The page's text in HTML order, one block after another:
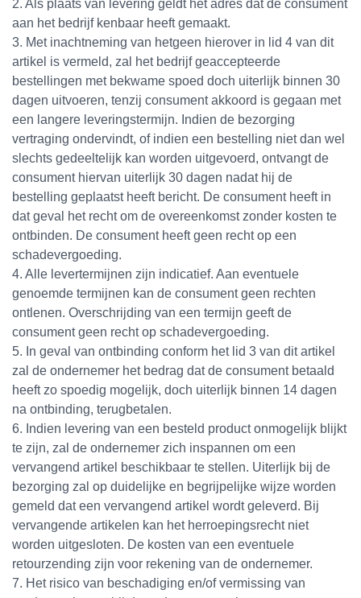
2. Als plaats van levering geldt het adres dat de consument
aan het bedrijf kenbaar heeft gemaakt.
3. Met inachtneming van hetgeen hierover in lid 4 van dit
artikel is vermeld, zal het bedrijf geaccepteerde
bestellingen met bekwame spoed doch uiterlijk binnen 30
dagen uitvoeren, tenzij consument akkoord is gegaan met
een langere leveringstermijn. Indien de bezorging
vertraging ondervindt, of indien een bestelling niet dan wel
slechts gedeeltelijk kan worden uitgevoerd, ontvangt de
consument hiervan uiterlijk 30 dagen nadat hij de
bestelling geplaatst heeft bericht. De consument heeft in
dat geval het recht om de overeenkomst zonder kosten te
ontbinden. De consument heeft geen recht op een
schadevergoeding.
4. Alle levertermijnen zijn indicatief. Aan eventuele
genoemde termijnen kan de consument geen rechten
ontlenen. Overschrijding van een termijn geeft de
consument geen recht op schadevergoeding.
5. In geval van ontbinding conform het lid 3 van dit artikel
zal de ondernemer het bedrag dat de consument betaald
heeft zo spoedig mogelijk, doch uiterlijk binnen 14 dagen
na ontbinding, terugbetalen.
6. Indien levering van een besteld product onmogelijk blijkt
te zijn, zal de ondernemer zich inspannen om een
vervangend artikel beschikbaar te stellen. Uiterlijk bij de
bezorging zal op duidelijke en begrijpelijke wijze worden
gemeld dat een vervangend artikel wordt geleverd. Bij
vervangende artikelen kan het herroepingsrecht niet
worden uitgesloten. De kosten van een eventuele
retourzending zijn voor rekening van de ondernemer.
7. Het risico van beschadiging en/of vermissing van